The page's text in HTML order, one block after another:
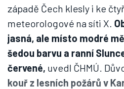
západě Čech klesly i ke
meteorologové na síti X.
jasná, ale místo modré
šedou barvu a ranní
červené, uvedl ČHMÚ.
kouř z lesních požárů v